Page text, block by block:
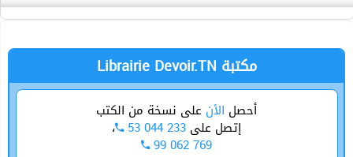
Technique
Librairie Devoir.TN مكتبة
أحصل الأن على نسخة من الكتب
إتصل على 53 044 233 ،
99 062 769